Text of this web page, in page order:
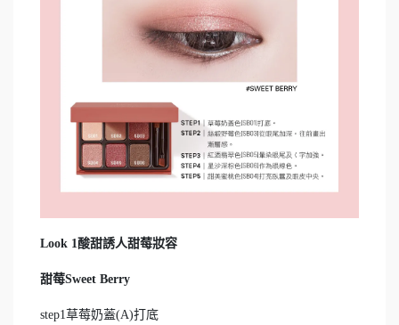
Look 1酸甜誘人甜莓妝容
甜莓Sweet Berry
step1草莓奶蓋(A)打底